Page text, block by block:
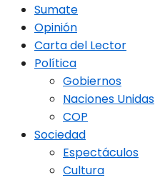
Sumate
Opinión
Carta del Lector
Política
Gobiernos
Naciones Unidas
COP
Sociedad
Espectáculos
Cultura